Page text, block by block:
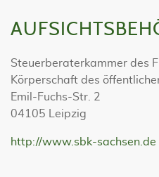
Steuerberaterkammer des
Körperschaft des
Emil-Fuchs-Str. 2
04105 Leipzig
http://www.sbk-sachsen.de